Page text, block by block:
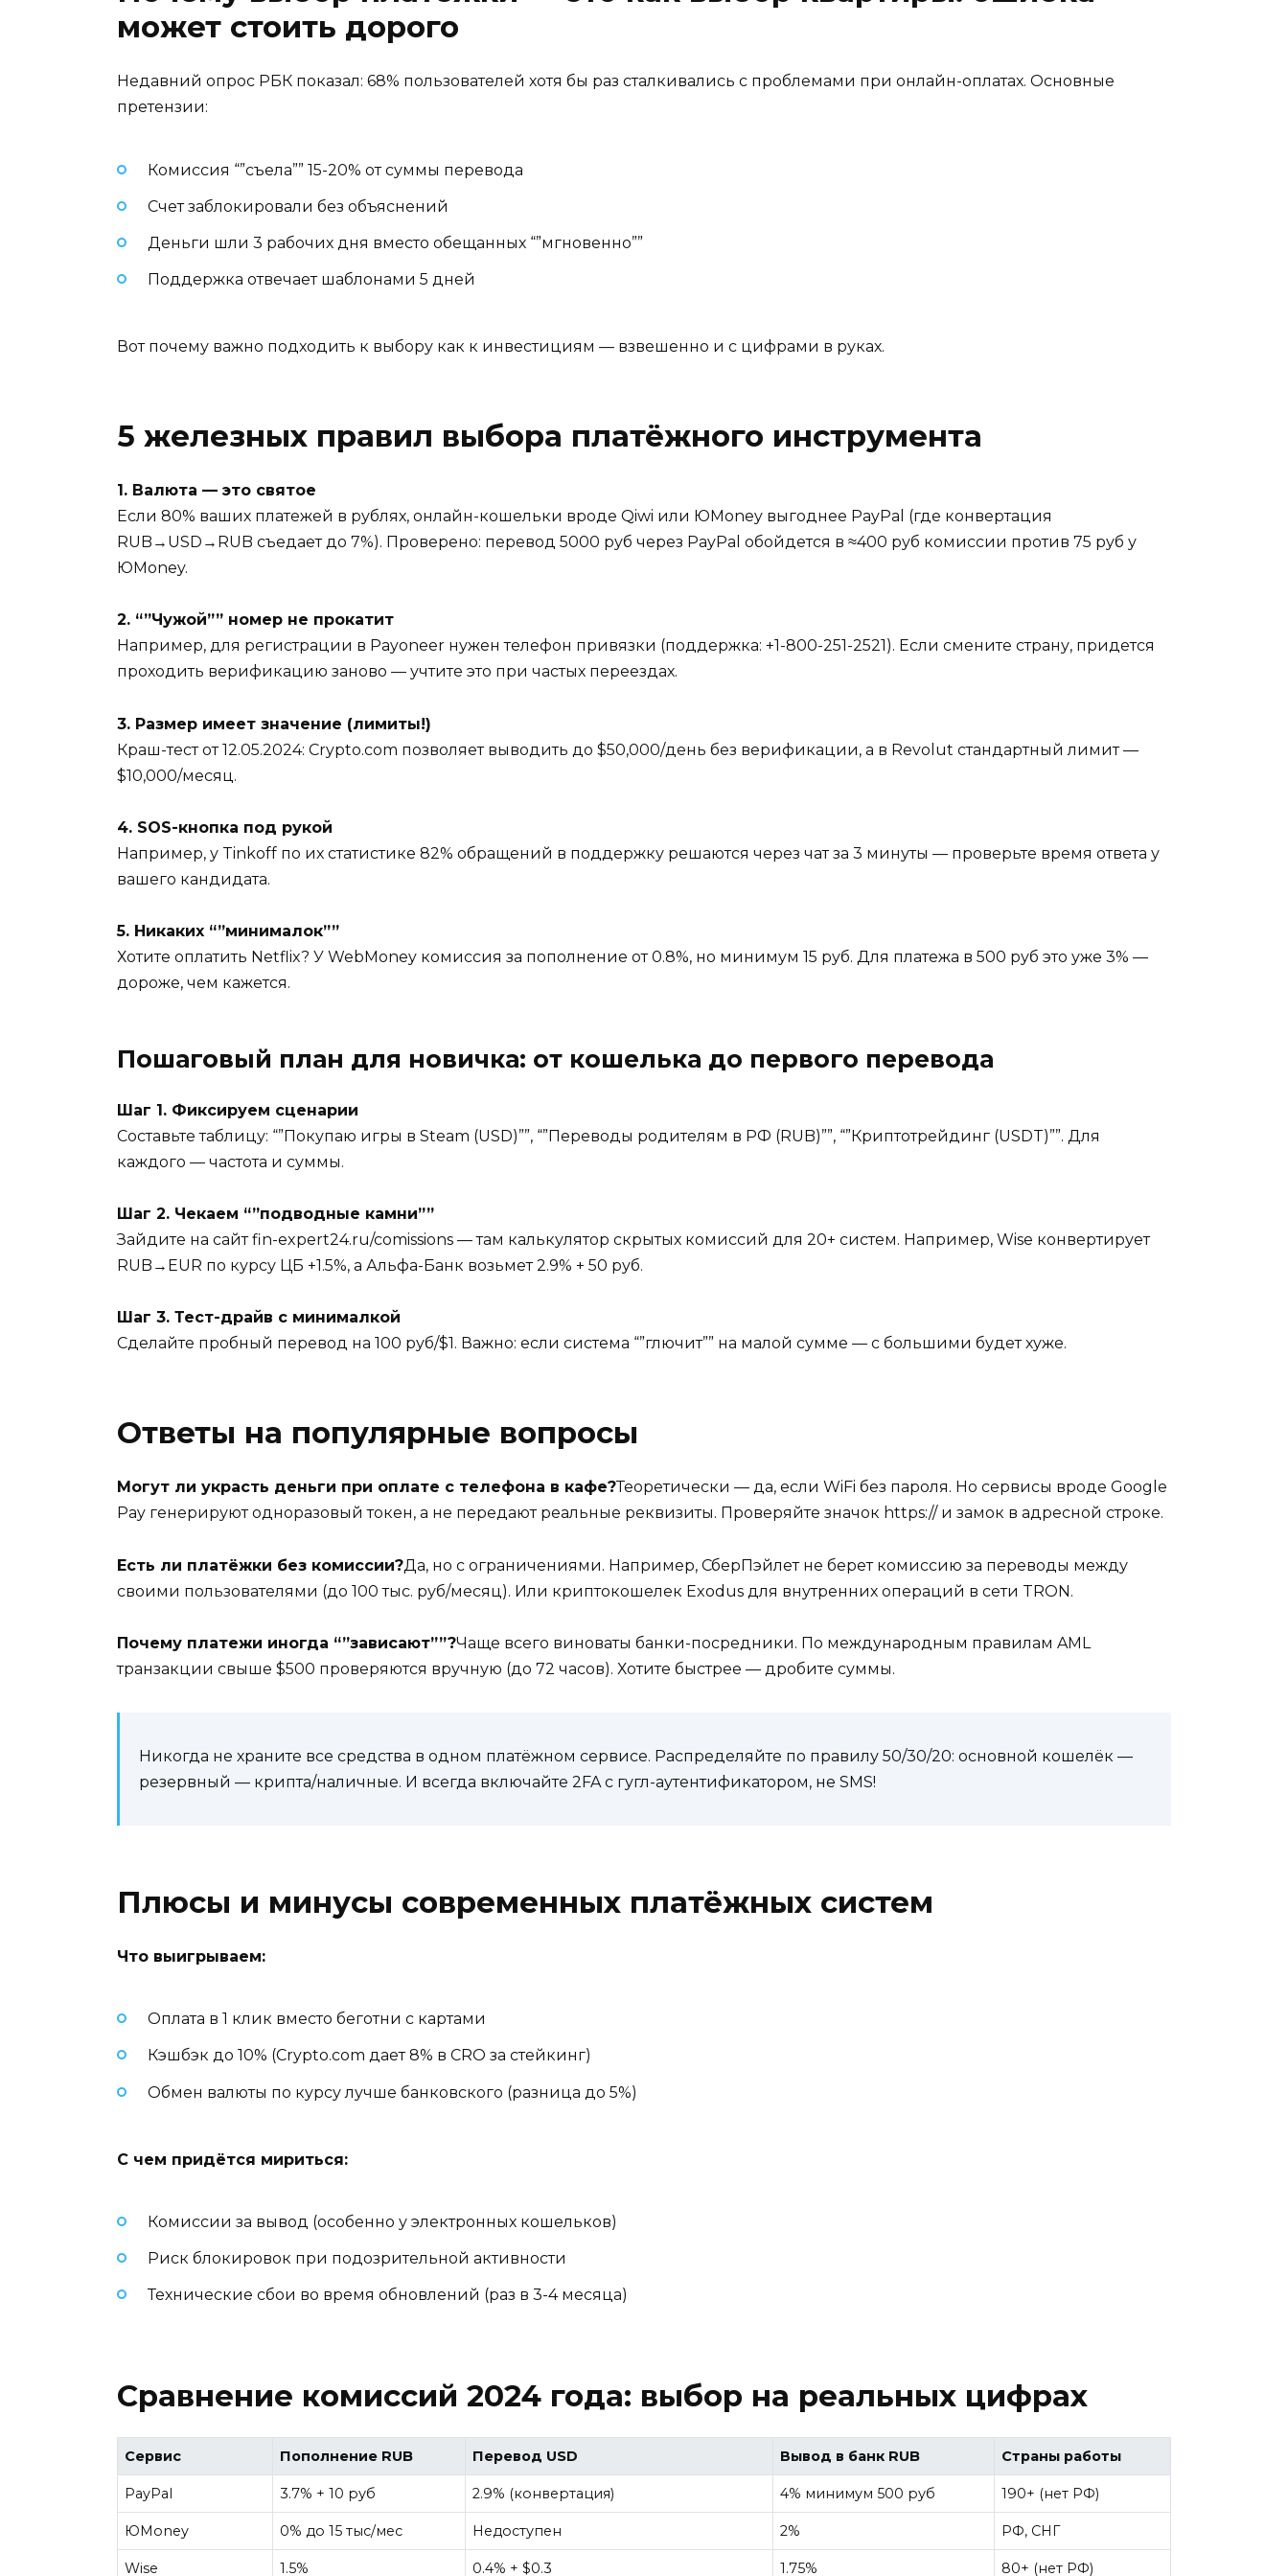
может стоить дорого
Недавний опрос РБК показал: 68% пользователей хотя бы раз сталкивались с проблемами при онлайн-оплатах. Основные
претензии:
Комиссия “”съела”” 15-20% от суммы перевода
Счет заблокировали без объяснений
Деньги шли 3 рабочих дня вместо обещанных “”мгновенно””
Поддержка отвечает шаблонами 5 дней
Вот почему важно подходить к выбору как к инвестициям — взвешенно и с цифрами в руках.
5 железных правил выбора платёжного инструмента
1. Валюта — это святое
Если 80% ваших платежей в рублях, онлайн-кошельки вроде Qiwi или ЮMoney выгоднее PayPal (где конвертация
RUB→USD→RUB съедает до 7%). Проверено: перевод 5000 руб через PayPal обойдется в ≈400 руб комиссии против 75 руб у
ЮMoney.
2. “”Чужой”” номер не прокатит
Например, для регистрации в Payoneer нужен телефон привязки (поддержка: +1-800-251-2521). Если смените страну, придется
проходить верификацию заново — учтите это при частых переездах.
3. Размер имеет значение (лимиты!)
Краш-тест от 12.05.2024: Crypto.com позволяет выводить до $50,000/день без верификации, а в Revolut стандартный лимит —
$10,000/месяц.
4. SOS-кнопка под рукой
Например, у Tinkoff по их статистике 82% обращений в поддержку решаются через чат за 3 минуты — проверьте время ответа у
вашего кандидата.
5. Никаких “”минималок””
Хотите оплатить Netflix? У WebMoney комиссия за пополнение от 0.8%, но минимум 15 руб. Для платежа в 500 руб это уже 3% —
дороже, чем кажется.
Пошаговый план для новичка: от кошелька до первого перевода
Шаг 1. Фиксируем сценарии
Составьте таблицу: “”Покупаю игры в Steam (USD)””, “”Переводы родителям в РФ (RUB)””, “”Криптотрейдинг (USDT)””. Для
каждого — частота и суммы.
Шаг 2. Чекаем “”подводные камни””
Зайдите на сайт fin-expert24.ru/comissions — там калькулятор скрытых комиссий для 20+ систем. Например, Wise конвертирует
RUB→EUR по курсу ЦБ +1.5%, а Альфа-Банк возьмет 2.9% + 50 руб.
Шаг 3. Тест-драйв с минималкой
Сделайте пробный перевод на 100 руб/$1. Важно: если система “”глючит”” на малой сумме — с большими будет хуже.
Ответы на популярные вопросы
Могут ли украсть деньги при оплате с телефона в кафе?Теоретически — да, если WiFi без пароля. Но сервисы вроде Google
Pay генерируют одноразовый токен, а не передают реальные реквизиты. Проверяйте значок https:// и замок в адресной строке.
Есть ли платёжки без комиссии?Да, но с ограничениями. Например, СберПэйлет не берет комиссию за переводы между
своими пользователями (до 100 тыс. руб/месяц). Или криптокошелек Exodus для внутренних операций в сети TRON.
Почему платежи иногда “”зависают””?Чаще всего виноваты банки-посредники. По международным правилам AML
транзакции свыше $500 проверяются вручную (до 72 часов). Хотите быстрее — дробите суммы.
Никогда не храните все средства в одном платёжном сервисе. Распределяйте по правилу 50/30/20: основной кошелёк —
резервный — крипта/наличные. И всегда включайте 2FA с гугл-аутентификатором, не SMS!
Плюсы и минусы современных платёжных систем
Что выигрываем:
Оплата в 1 клик вместо беготни с картами
Кэшбэк до 10% (Crypto.com дает 8% в CRO за стейкинг)
Обмен валюты по курсу лучше банковского (разница до 5%)
С чем придётся мириться:
Комиссии за вывод (особенно у электронных кошельков)
Риск блокировок при подозрительной активности
Технические сбои во время обновлений (раз в 3-4 месяца)
Сравнение комиссий 2024 года: выбор на реальных цифрах
Сервис Пополнение RUB Перевод USD Вывод в банк RUB Страны работы
PayPal 3.7% + 10 руб 2.9% (конвертация) 4% минимум 500 руб 190+ (нет РФ)
ЮMoney 0% до 15 тыс/мес Недоступен 2% РФ, СНГ
Wise 1.5% 0.4% + $0.3 1.75% 80+ (нет РФ)